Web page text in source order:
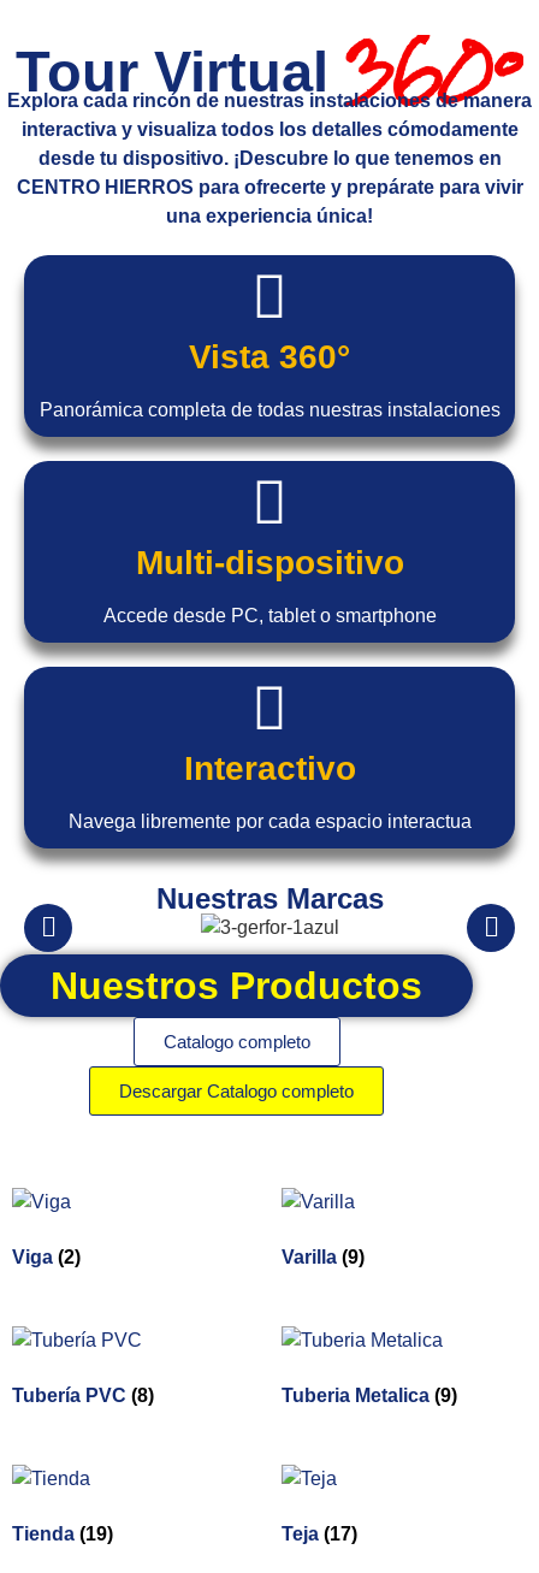
Tour Virtual 360°
Explora cada rincón de nuestras instalaciones de manera
interactiva y visualiza todos los detalles cómodamente
desde tu dispositivo. ¡Descubre lo que tenemos en
CENTRO HIERROS para ofrecerte y prepárate para vivir
una experiencia única!
Vista 360°
Panorámica completa de todas nuestras instalaciones
Multi-dispositivo
Accede desde PC, tablet o smartphone
Interactivo
Navega libremente por cada espacio interactua
Nuestras Marcas
Nuestros Productos
Catalogo completo
Descargar Catalogo completo
Viga (2) Varilla (9)
Tubería PVC (8) Tuberia Metalica (9)
Tienda (19) Teja (17)